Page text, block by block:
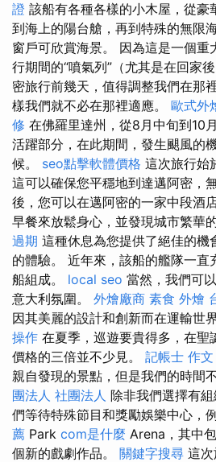
證 該船有各種各樣的小木屋，從豪
到海上的陽台艙，再到特殊的無限
窗戶可欣賞海景。 因為這是一個重
行期間的“噴氣列”（尤其是在回家後
密旅行前幾天，值得調整我們在那
樣我們就不必在那裡適應。 歐式外
修 在佛羅里達州，從8月中旬到10
活躍部分，在此期間，發生颶風的
候。 seo點擊軟體價格 這次旅行始
這可以確保您平穩地到達邁阿密，
後，您可以在邁阿密的一家中段酒
早餐來放鬆身心，並發現城市繁華
過期 這種休息為您提供了絕佳的機
的體驗。 近年來，該船的艦隊一直
船組成。 local seo 當然，我們可
意大利氛圍。 外燴廠商 素食 外燴
因其美麗的設計和創新而在運輸世
操作 在夏季，巡遊要貴得多，在聖
價格的三倍並不少見。 記帳士 作文
親自發現的景點，但是我們的時間
團法人 社團法人 除非我們選擇有
們等待特殊節目和獎勵娛樂中心，
薦 Park com是什麼 Arena，其中
個新的戲劇作品。 關鍵字搜尋 這